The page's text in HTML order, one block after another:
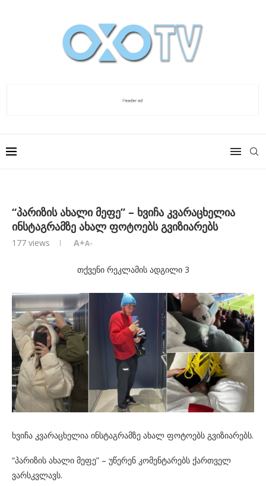
“პარიზის ახალი მეფე” – ხვიჩა კვარაცხელია
ინსტაგრამზე ახალ ფოტოებს გვიზიარებს
177 views A+A-
თქვენი რეკლამის ადგილი 3
ხვიჩა კვარაცხელია ინსტაგრამზე ახალ ფოტოებს გვიზიარებს.
“პარიზის ახალი მეფე” – უწერენ კომენტარებს ქართველ
ვარსკვლავს.